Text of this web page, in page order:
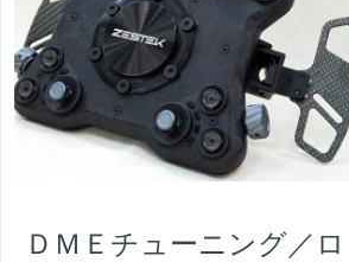
ＤＭＥチューニング／ロ